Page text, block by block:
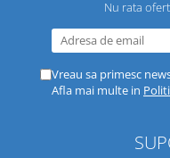
Nu rata
Vreau sa primesc
Afla mai multe in